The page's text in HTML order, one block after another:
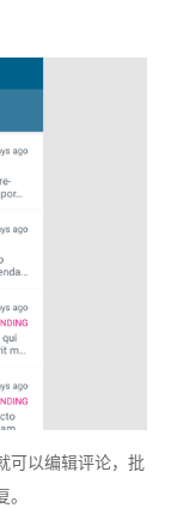
可以编辑评论，批